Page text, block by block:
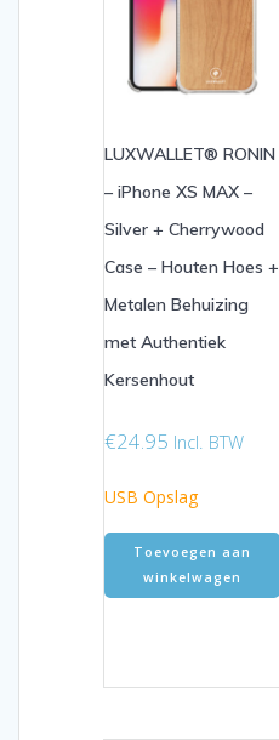
LUXWALLET® RONIN
– iPhone XS MAX –
Silver + Cherrywood
Case – Houten Hoes +
Metalen Behuizing
met Authentiek
Kersenhout
€24.95 Incl. BTW
USB Opslag
Toevoegen aan
winkelwagen